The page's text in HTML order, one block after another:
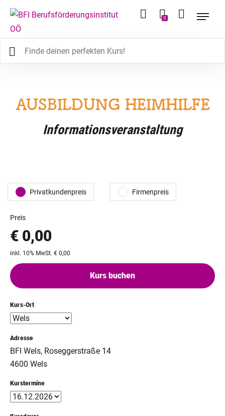
0
AUSBILDUNG HEIMHILFE
Informationsveranstaltung
Kurs-Ort
Adresse
BFI Wels, Roseggerstraße 14
4600 Wels
Kurstermine
Privatkundenpreis Firmenpreis
Preis
€ 0,00
inkl. 10% MwSt. € 0,00
Kurs buchen